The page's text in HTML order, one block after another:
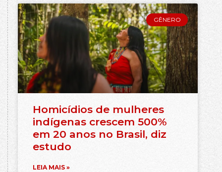
GÊNERO
Homicídios de mulheres
indígenas crescem 500%
em 20 anos no Brasil, diz
estudo
LEIA MAIS »